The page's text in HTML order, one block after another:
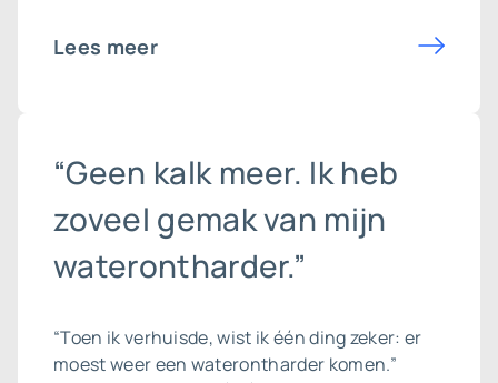
Lees meer
“Geen kalk meer. Ik heb
zoveel gemak van mijn
waterontharder.”
“Toen ik verhuisde, wist ik één ding zeker: er
moest weer een waterontharder komen.”